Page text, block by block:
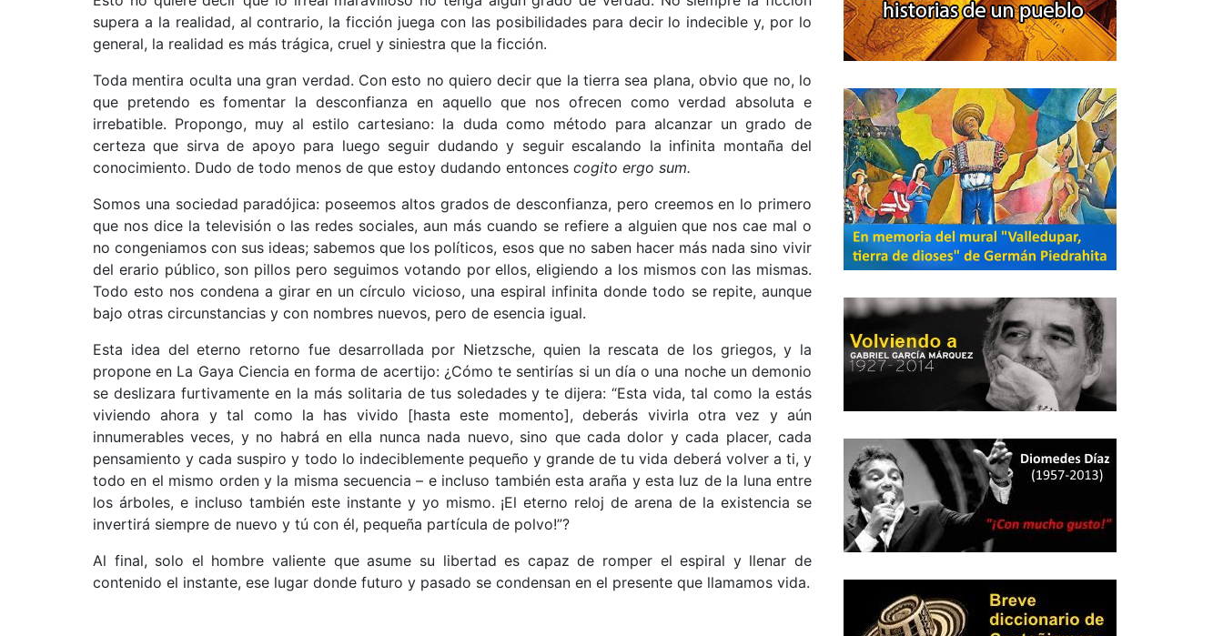
supera a la realidad, al contrario, la ficción juega con las posibilidades para decir lo indecible y, por lo
general, la realidad es más trágica, cruel y siniestra que la ficción.
Toda mentira oculta una gran verdad. Con esto no quiero decir que la tierra sea plana, obvio que no, lo
que pretendo es fomentar la desconfianza en aquello que nos ofrecen como verdad absoluta e
irrebatible. Propongo, muy al estilo cartesiano: la duda como método para alcanzar un grado de
certeza que sirva de apoyo para luego seguir dudando y seguir escalando la infinita montaña del
conocimiento. Dudo de todo menos de que estoy dudando entonces cogito ergo sum.
Somos una sociedad paradójica: poseemos altos grados de desconfianza, pero creemos en lo primero
que nos dice la televisión o las redes sociales, aun más cuando se refiere a alguien que nos cae mal o
no congeniamos con sus ideas; sabemos que los políticos, esos que no saben hacer más nada sino vivir
del erario público, son pillos pero seguimos votando por ellos, eligiendo a los mismos con las mismas.
Todo esto nos condena a girar en un círculo vicioso, una espiral infinita donde todo se repite, aunque
bajo otras circunstancias y con nombres nuevos, pero de esencia igual.
Esta idea del eterno retorno fue desarrollada por Nietzsche, quien la rescata de los griegos, y la
propone en La Gaya Ciencia en forma de acertijo: ¿Cómo te sentirías si un día o una noche un demonio
se deslizara furtivamente en la más solitaria de tus soledades y te dijera: “Esta vida, tal como la estás
viviendo ahora y tal como la has vivido [hasta este momento], deberás vivirla otra vez y aún
innumerables veces, y no habrá en ella nunca nada nuevo, sino que cada dolor y cada placer, cada
pensamiento y cada suspiro y todo lo indeciblemente pequeño y grande de tu vida deberá volver a ti, y
todo en el mismo orden y la misma secuencia – e incluso también esta araña y esta luz de la luna entre
los árboles, e incluso también este instante y yo mismo. ¡El eterno reloj de arena de la existencia se
invertirá siempre de nuevo y tú con él, pequeña partícula de polvo!”?
Al final, solo el hombre valiente que asume su libertad es capaz de romper el espiral y llenar de
contenido el instante, ese lugar donde futuro y pasado se condensan en el presente que llamamos vida.